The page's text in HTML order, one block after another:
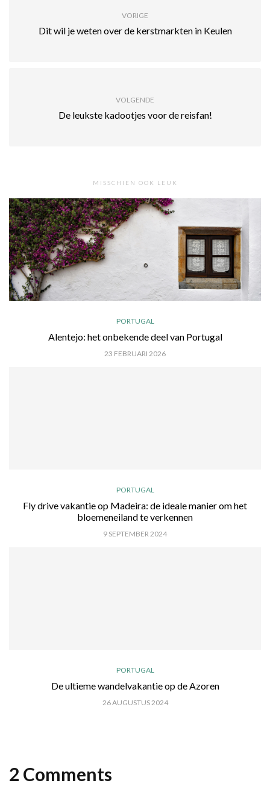
VORIGE
Dit wil je weten over de kerstmarkten in Keulen
VOLGENDE
De leukste kadootjes voor de reisfan!
MISSCHIEN OOK LEUK
PORTUGAL
Alentejo: het onbekende deel van Portugal
23 FEBRUARI 2026
PORTUGAL
Fly drive vakantie op Madeira: de ideale manier om het
bloemeneiland te verkennen
9 SEPTEMBER 2024
PORTUGAL
De ultieme wandelvakantie op de Azoren
26 AUGUSTUS 2024
2 Comments